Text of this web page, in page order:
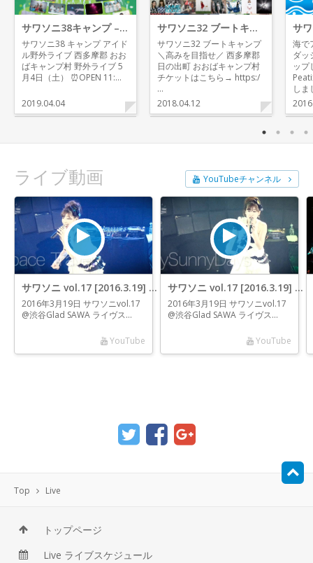
サワソニ38キャンプ – アイドル野外ライブ
サワソニ38 キャンプ アイド
ル野外ライブ 西多摩郡 おお
ばキャンプ村 野外ライブ 5
月4日（土） ⏰OPEN 11:…
2019.04.04
サワソニ32 ブートキャンプ
サワソニ32 ブートキャンプ
＼高みを目指せ／ 西多摩郡
日の出町 おおばキャンプ村
チケットはこちら→ https:/
…
2018.04.12
海で
ダッ
ッ
しま
ライブ動画 YouTubeチャンネル
サワソニ vol.17 [2016.3.19] #002
2016年3月19日 サワソニvol.17
@渋谷Glad SAWA ライヴス…
YouTube
サワソニ vol.17 [2016.3.19] #001
2016年3月19日 サワソニvol.17
@渋谷Glad SAWA ライヴス…
YouTube
Top Live
トップページ
Live ライブスケジュール